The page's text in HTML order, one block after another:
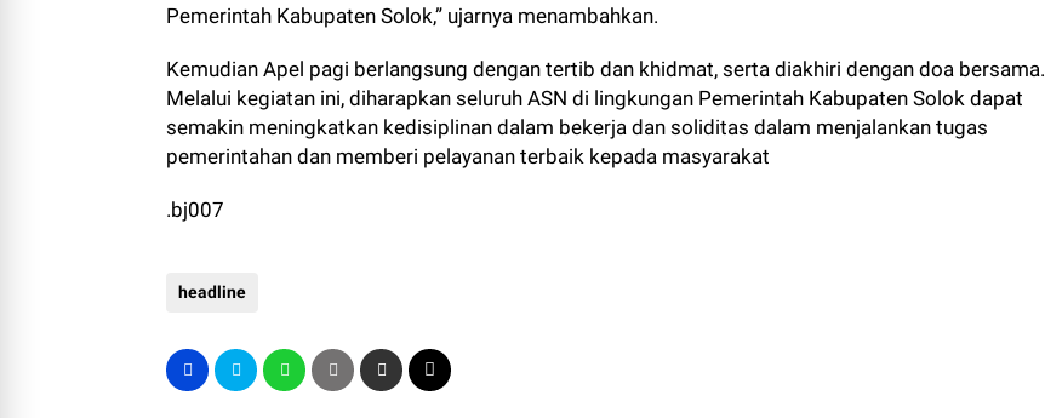
Pemerintah Kabupaten Solok,” ujarnya menambahkan.
Kemudian Apel pagi berlangsung dengan tertib dan khidmat, serta diakhiri dengan doa bersama.
Melalui kegiatan ini, diharapkan seluruh ASN di lingkungan Pemerintah Kabupaten Solok dapat
semakin meningkatkan kedisiplinan dalam bekerja dan soliditas dalam menjalankan tugas
pemerintahan dan memberi pelayanan terbaik kepada masyarakat
.bj007
headline